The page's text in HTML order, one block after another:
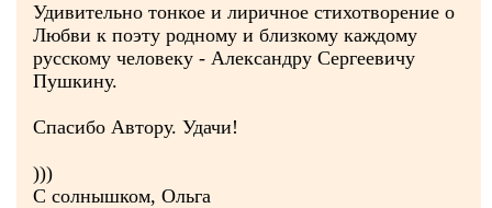
Удивительно тонкое и лиричное стихотворение о
Любви к поэту родному и близкому каждому
русскому человеку - Александру Сергеевичу
Пушкину.
Спасибо Автору. Удачи!
)))
С солнышком, Ольга